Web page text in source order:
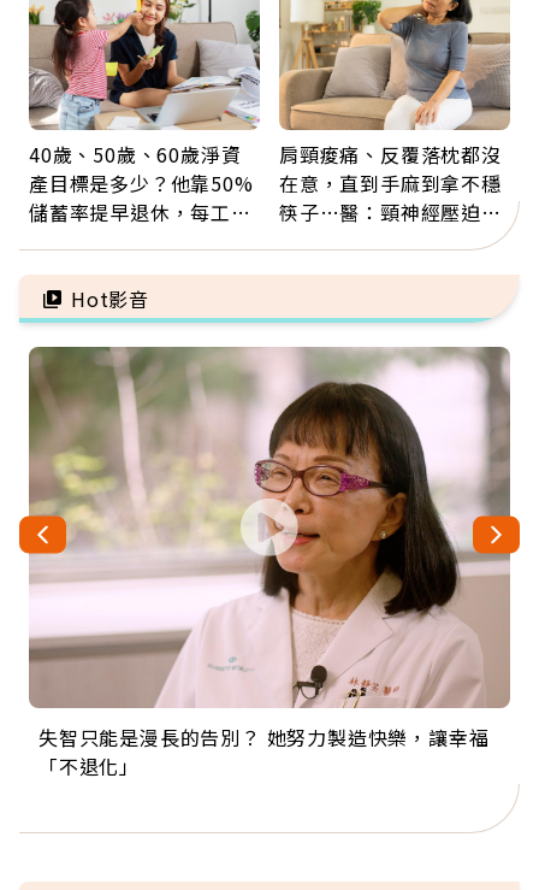
40歲、50歲、60歲淨資
產目標是多少？他靠50%
儲蓄率提早退休，每工作
肩頸痠痛、反覆落枕都沒
在意，直到手麻到拿不穩
筷子…醫：頸神經壓迫上
身，打破固定姿勢才是關
鍵
Hot影音
失智只能是漫長的告別？ 她努力製造快樂，讓幸福
「不退化」
來自剛果的巧克力神父 為台灣奉獻36年 「台灣是我
的家，我連作夢都講台語！」
63歲卸矽谷副總、搬回台灣找快樂！「蛋黃哥小
丑」走進安養院，逗樂上萬爺奶：退休後才開始真
104歲打破金氏世界紀錄 成為全球最年長羽球選
手，分享長壽的秘密原來是「這個」
事業巔峰他選擇追夢…黑手阿伯拉小提琴還登上小
巨蛋！連CNN都大讚！